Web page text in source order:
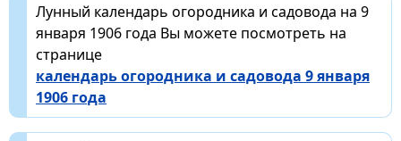
Лунный календарь огородника и садовода на 9
января 1906 года Вы можете посмотреть на
странице
календарь огородника и садовода 9 января
1906 года